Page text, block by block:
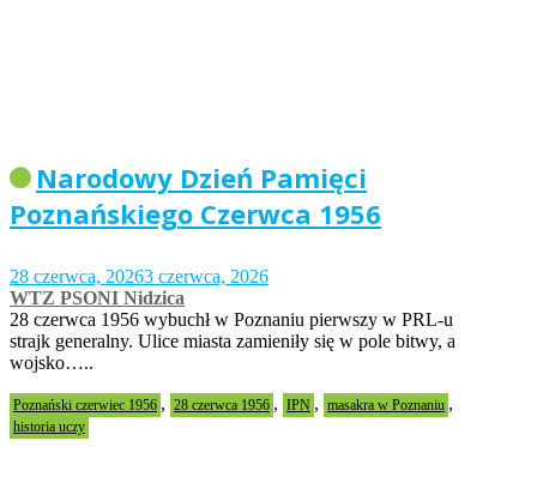
Narodowy Dzień Pamięci
Poznańskiego Czerwca 1956
28 czerwca, 20263 czerwca, 2026
WTZ PSONI Nidzica
28 czerwca 1956 wybuchł w Poznaniu pierwszy w PRL-u
strajk generalny. Ulice miasta zamieniły się w pole bitwy, a
wojsko…..
Poznański czerwiec 1956 , 28 czerwca 1956 , IPN , masakra w Poznaniu ,
historia uczy